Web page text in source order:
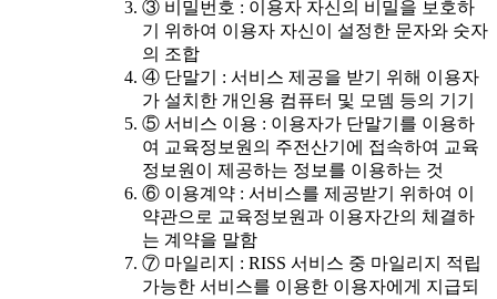
③ 비밀번호 : 이용자 자신의 비밀을 보호하
기 위하여 이용자 자신이 설정한 문자와 숫자
의 조합
④ 단말기 : 서비스 제공을 받기 위해 이용자
가 설치한 개인용 컴퓨터 및 모뎀 등의 기기
⑤ 서비스 이용 : 이용자가 단말기를 이용하
여 교육정보원의 주전산기에 접속하여 교육
정보원이 제공하는 정보를 이용하는 것
⑥ 이용계약 : 서비스를 제공받기 위하여 이
약관으로 교육정보원과 이용자간의 체결하
는 계약을 말함
⑦ 마일리지 : RISS 서비스 중 마일리지 적립
가능한 서비스를 이용한 이용자에게 지급되